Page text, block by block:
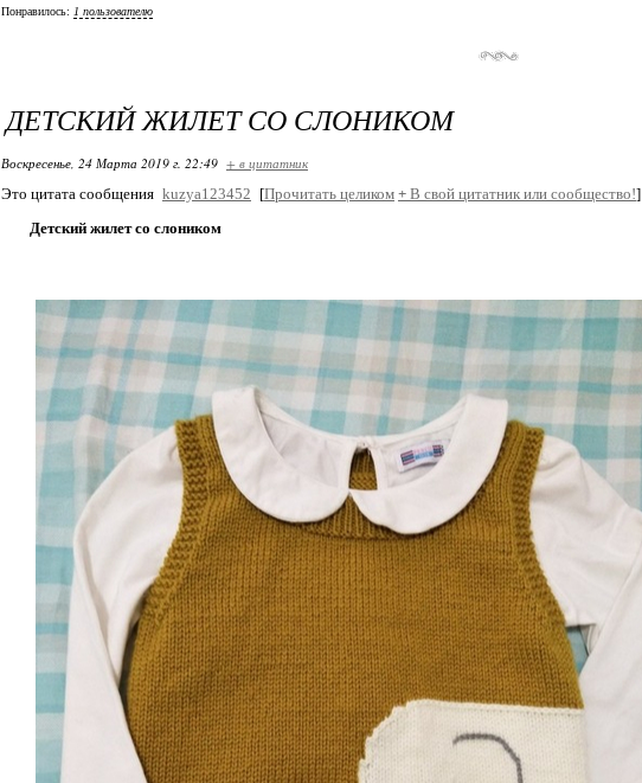
Понравилось: 1 пользователю
ДЕТСКИЙ ЖИЛЕТ СО СЛОНИКОМ
Воскресенье, 24 Марта 2019 г. 22:49 + в цитатник
Это цитата сообщения kuzya123452 [Прочитать целиком + В свой цитатник или сообщество!]
Детский жилет со слоником